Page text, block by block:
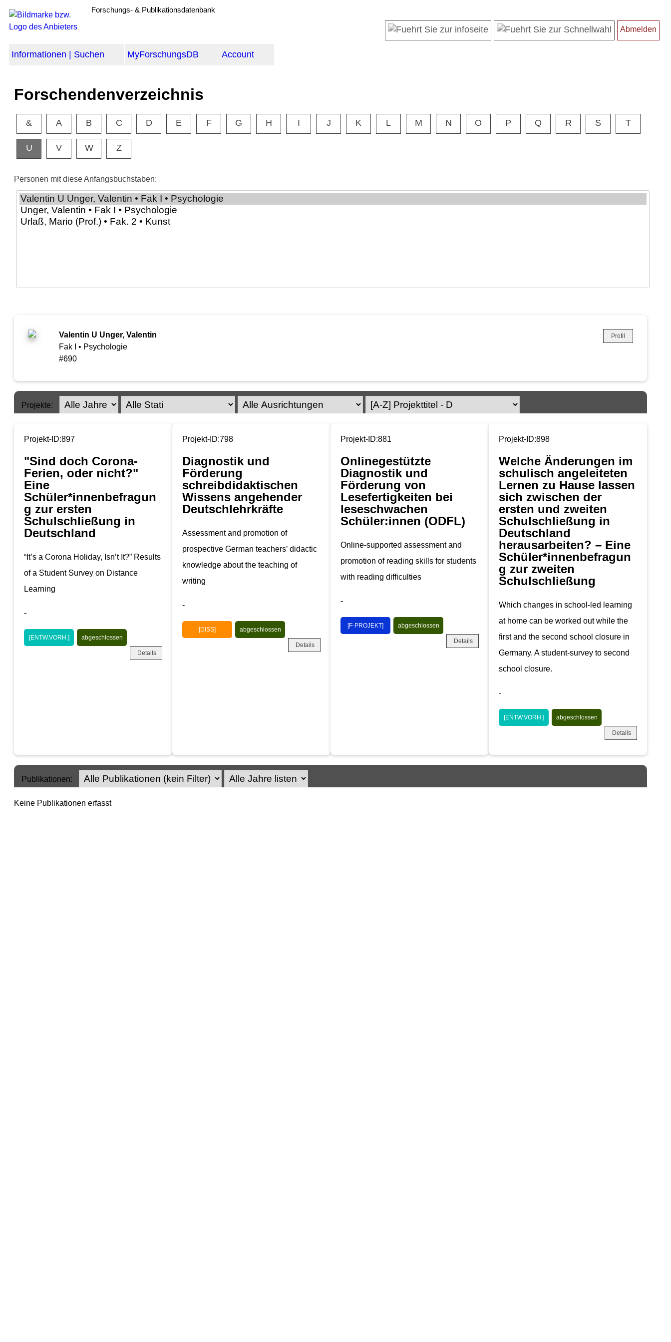
Forschungs- & Publikationsdatenbank
Informationen | Suchen MyForschungsDB Account
Abmelden
Forschendenverzeichnis
& A B C D E F G H I J K L M N O P Q R S T
U V W Z
Personen mit diese Anfangsbuchstaben:
Valentin U Unger, Valentin
Fak I • Psychologie
#690
Profil
Projekte:
Projekt-ID:897
"Sind doch Corona-
Ferien, oder nicht?"
Eine
Schüler*innenbefragun
g zur ersten
Schulschließung in
Deutschland
“It’s a Corona Holiday, Isn’t It?” Results
of a Student Survey on Distance
Learning
-
[ENTW.VORH.] abgeschlossen
Details
Projekt-ID:798
Diagnostik und
Förderung
schreibdidaktischen
Wissens angehender
Deutschlehrkräfte
Assessment and promotion of
prospective German teachers’ didactic
knowledge about the teaching of
writing
-
[DISS] abgeschlossen
Details
Projekt-ID:881
Onlinegestützte
Diagnostik und
Förderung von
Lesefertigkeiten bei
leseschwachen
Schüler:innen (ODFL)
Online-supported assessment and
promotion of reading skills for students
with reading difficulties
-
[F-PROJEKT] abgeschlossen
Details
Projekt-ID:898
Welche Änderungen im
schulisch angeleiteten
Lernen zu Hause lassen
sich zwischen der
ersten und zweiten
Schulschließung in
Deutschland
herausarbeiten? – Eine
Schüler*innenbefragun
g zur zweiten
Schulschließung
Which changes in school-led learning
at home can be worked out while the
first and the second school closure in
Germany. A student-survey to second
school closure.
-
[ENTW.VORH.] abgeschlossen
Details
Publikationen:
Keine Publikationen erfasst